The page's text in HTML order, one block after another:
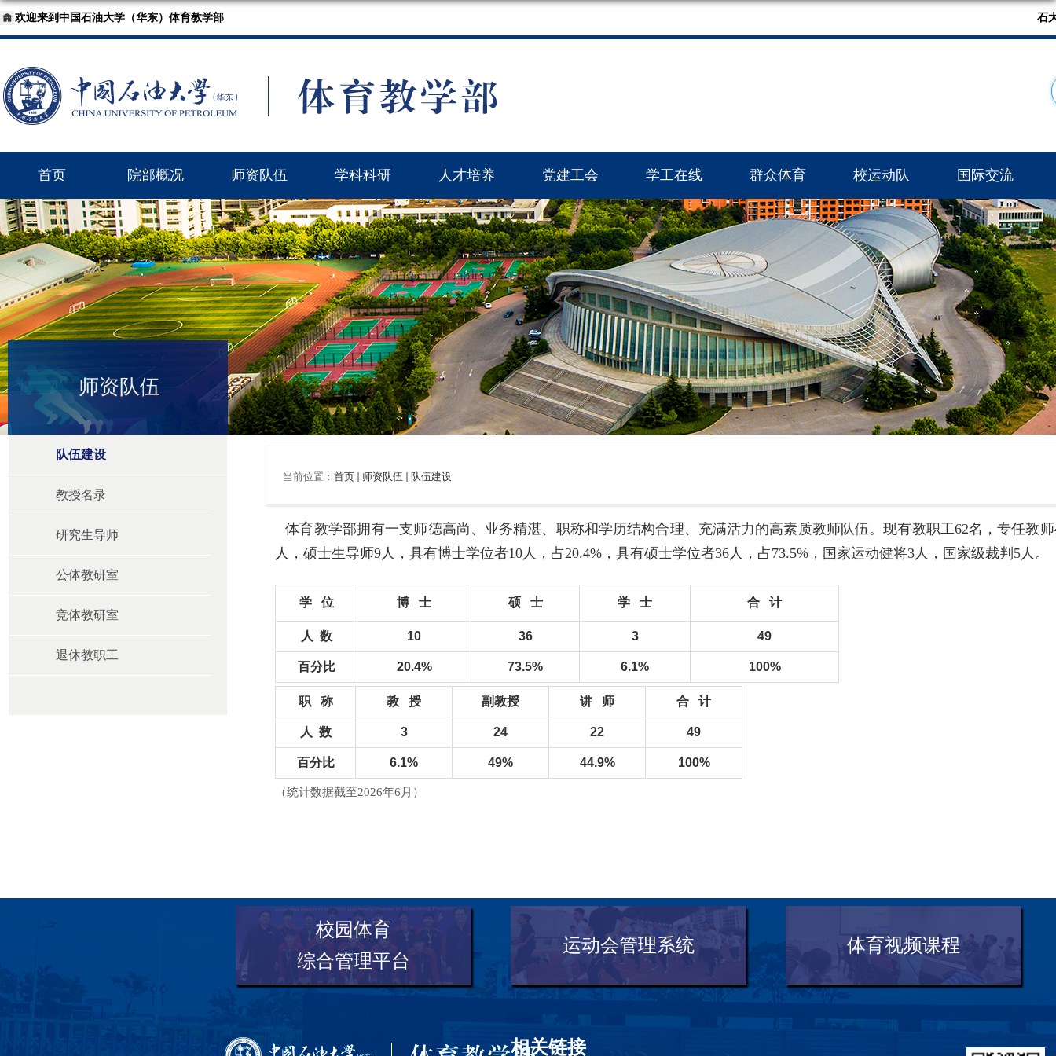
欢迎来到中国石油大学（华东）体育教学部 石
首页 院部概况 师资队伍 学科科研 人才培养 党建工会 学工在线 群众体育 校运动队 国际交流
师资队伍
队伍建设
教授名录
研究生导师
公体教研室
竞体教研室
退休教职工
当前位置： 首页 师资队伍 队伍建设
体育教学部拥有一支师德高尚、业务精湛、职称和学历结构合理、充满活力的高素质教师队伍。现有教职工62名，专任教师
人，硕士生导师9人，具有博士学位者10人，占20.4%，具有硕士学位者36人，占73.5%，国家运动健将3人，国家级裁判 5人。
学 位 博 士 硕 士 学 士 合 计
人 数 10 36 3 49
百分比 20.4% 73.5% 6.1% 100%
职 称 教 授 副教授 讲 师 合 计
人 数 3 24 22 49
百分比 6.1% 49% 44.9% 100%
（统计数据截至2026年6月）
校园体育
综合管理平台
运动会管理系统 体育视频课程
相关链接